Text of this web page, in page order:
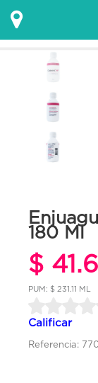
180 Ml
$
PUM: $ 231.11 ML
Calificar
Referencia: